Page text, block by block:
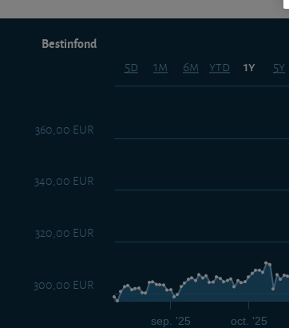
5d 1m 6m ytd 1y 5y
sep. '25 oct. '25
Bestinfond
300,00 EUR
320,00 EUR
340,00 EUR
360,00 EUR